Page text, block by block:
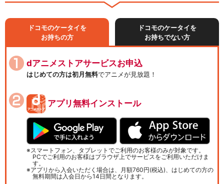
ドコモのケータイを
お持ちの方
ドコモのケータイを
お持ちでない方
dアニメストアサービスお申込
はじめての方は初月無料でアニメが見放題！
アプリ無料インストール
スマートフォン、タブレットでご利用のお客様のみが対象です。
PCでご利用のお客様はブラウザ上でサービスをご利用いただけま
す。
アプリから入会いただく場合は、月額760円(税込)、はじめての方の
無料期間は入会日から14日間となります。